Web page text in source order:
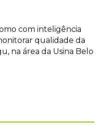
com inteligência
qualidade da
na área da Usina Belo